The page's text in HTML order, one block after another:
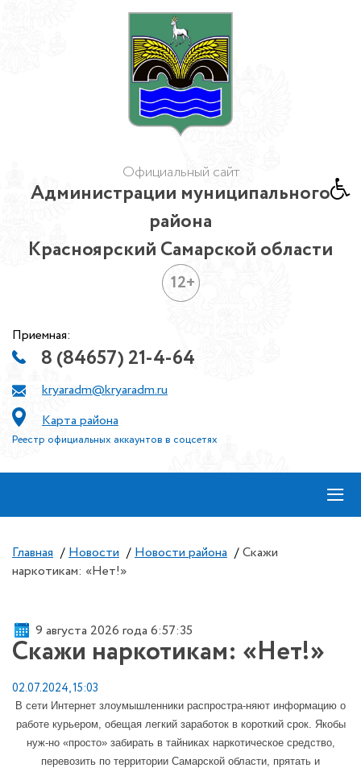
Официальный сайт
Администрации муниципального
района
Красноярский Самарской области
12+
Приемная:
8 (84657) 21-4-64
kryaradm@kryaradm.ru
Карта района
Реестр официальных аккаунтов в соцсетях
≡
Главная / Новости / Новости района / Скажи
наркотикам: «Нет!»
9 августа 2026 года 6:57:35
Скажи наркотикам: «Нет!»
02.07.2024, 15:03
В сети Интернет злоумышленники распростра-няют информацию о
работе курьером, обещая легкий заработок в короткий срок. Якобы
нуж-но «просто» забирать в тайниках наркотическое средство,
перевозить по территории Самарской области, прятать и